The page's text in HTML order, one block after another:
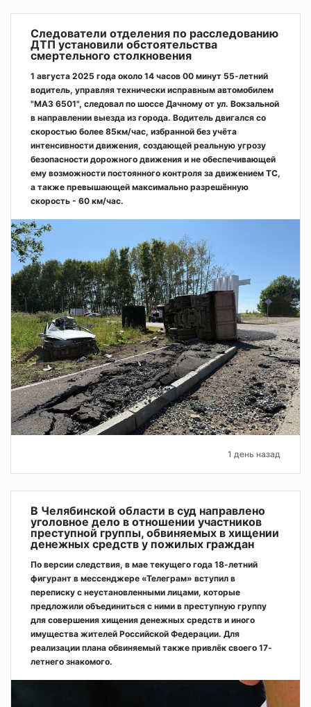
Следователи отделения по расследованию
ДТП установили обстоятельства
смертельного столкновения
1 августа 2025 года около 14 часов 00 минут 55-летний
водитель, управляя технически исправным автомобилем
"МАЗ 6501", следовал по шоссе Дачному от ул. Вокзальной
в направлении выезда из города. Водитель двигался со
скоростью более 85км/час, избранной без учёта
интенсивности движения, создающей реальную угрозу
безопасности дорожного движения и не обеспечивающей
ему возможности постоянного контроля за движением ТС,
а также превышающей максимально разрешённую
скорость - 60 км/час.
1 день назад
В Челябинской области в суд направлено
уголовное дело в отношении участников
преступной группы, обвиняемых в хищении
денежных средств у пожилых граждан
По версии следствия, в мае текущего года 18-летний
фигурант в мессенджере «Телеграм» вступил в
переписку с неустановленными лицами, которые
предложили объединиться с ними в преступную группу
для совершения хищения денежных средств и иного
имущества жителей Российской Федерации. Для
реализации плана обвиняемый также привлёк своего 17-
летнего знакомого.